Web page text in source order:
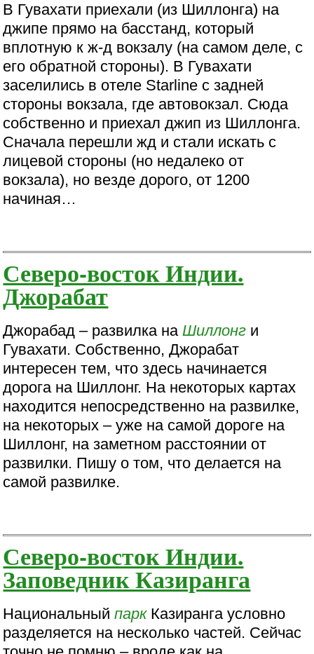
В Гувахати приехали (из Шиллонга) на
джипе прямо на басстанд, который
вплотную к ж-д вокзалу (на самом деле, с
его обратной стороны). В Гувахати
заселились в отеле Starline с задней
стороны вокзала, где автовокзал. Сюда
собственно и приехал джип из Шиллонга.
Сначала перешли жд и стали искать с
лицевой стороны (но недалеко от
вокзала), но везде дорого, от 1200
начиная…
Северо-восток Индии.
Джорабат
Джорабад – развилка наШиллонг и
Гувахати. Собственно, Джорабат
интересен тем, что здесь начинается
дорога на Шиллонг. На некоторых картах
находится непосредственно на развилке,
на некоторых – уже на самой дороге на
Шиллонг, на заметном расстоянии от
развилки. Пишу о том, что делается на
самой развилке.
Северо-восток Индии.
Заповедник Казиранга
НациональныйпаркКазиранга условно
разделяется на несколько частей. Сейчас